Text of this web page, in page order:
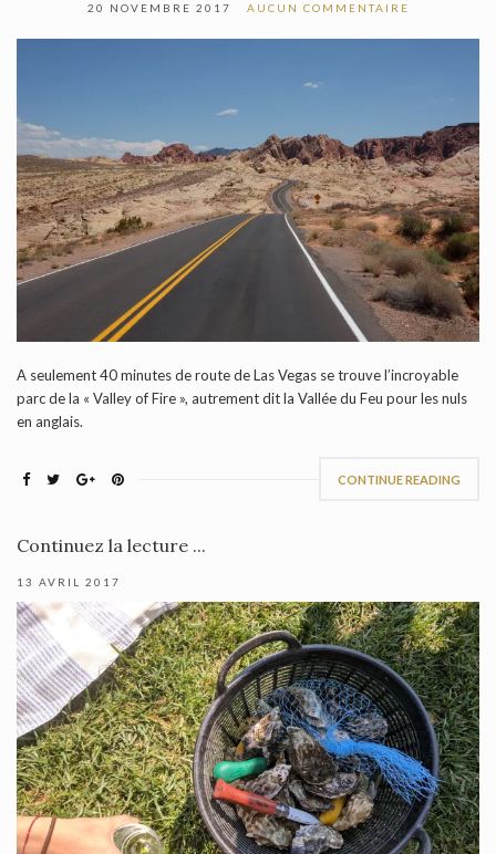
20 NOVEMBRE 2017 AUCUN COMMENTAIRE
A seulement 40 minutes de route de Las Vegas se trouve l’incroyable
parc de la « Valley of Fire », autrement dit la Vallée du Feu pour les nuls
en anglais.
CONTINUE READING
Continuez la lecture ...
13 AVRIL 2017